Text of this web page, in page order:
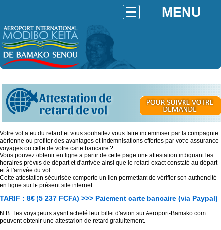
MENU
Attestation de
retard de vol
Votre vol a eu du retard et vous souhaitez vous faire indemniser par la compagnie
aérienne ou profiter des avantages et indemnisations offertes par votre assurance
voyages ou celle de votre carte bancaire ?
Vous pouvez obtenir en ligne à partir de cette page une attestation indiquant les
horaires prévus de départ et d'arrivée ainsi que le retard exact constaté au départ
et à l'arrivée du vol.
Cette attestation sécurisée comporte un lien permettant de vérifier son authencité
en ligne sur le présent site internet.
TARIF : 8€ (5 237 FCFA) >>> Paiement carte bancaire (via Paypal)
N.B : les voyageurs ayant acheté leur billet d'avion sur Aeroport-Bamako.com
peuvent obtenir une attestation de retard gratuitement.